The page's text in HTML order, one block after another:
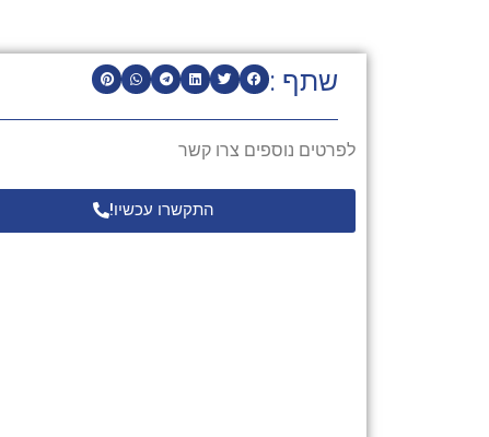
שתף :
לפרטים נוספים צרו קשר
התקשרו עכשיו!